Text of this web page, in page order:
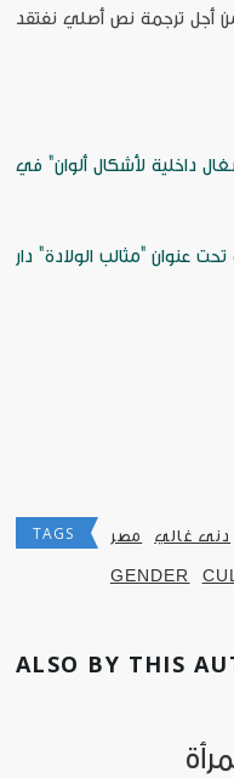
أجل ترجمة نص أصلي نفتقد
داخلية لأشكال ألوان" في
عنوان "مثالب الولادة" دار
TAGS مصر دنى غالي
GENDER
ALSO BY THIS